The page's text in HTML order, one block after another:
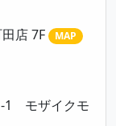
店 7F
MAP
1 モザイクモ